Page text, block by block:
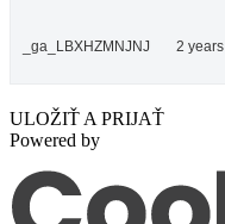
_ga_LBXHZMNJNJ 2 years
ULOŽIŤ A PRIJAŤ
Powered by